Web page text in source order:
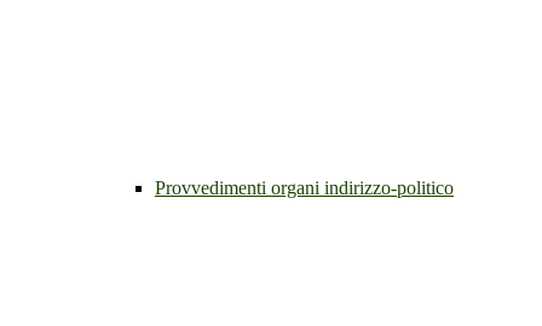
Provvedimenti organi indirizzo-politico